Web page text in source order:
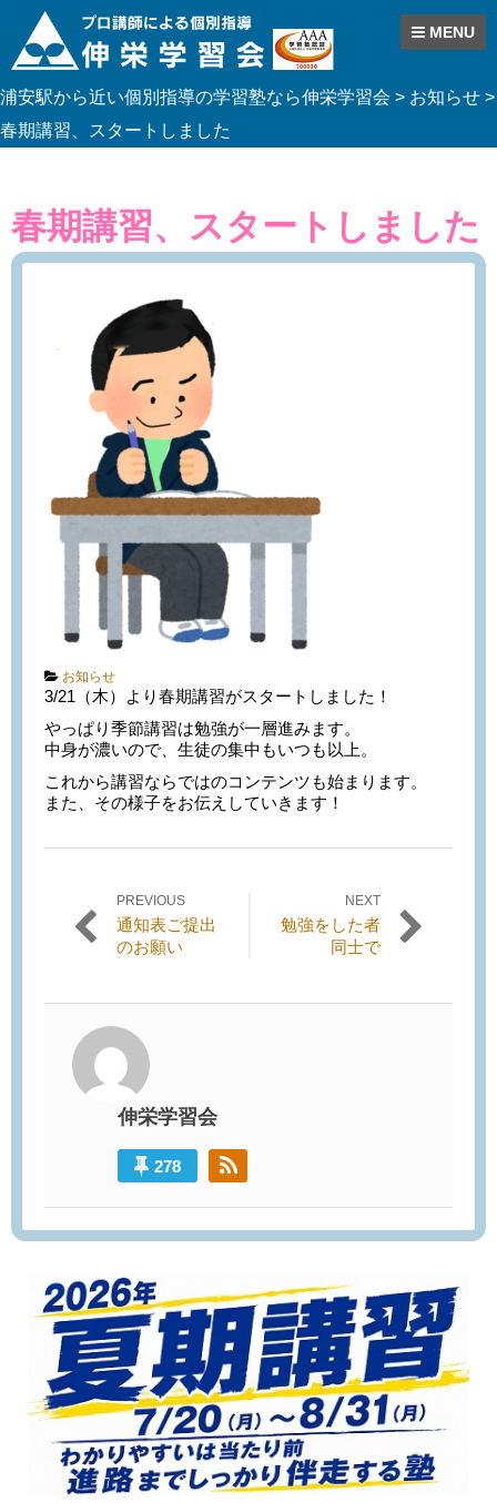
Skip
to
content
MENU
浦安駅から近い個別指導の学習塾なら伸栄学習会 > お知らせ >
春期講習、スタートしました
春期講習、スタートしました
Categories:
お知らせ
3/21（木）より春期講習がスタートしました！
やっぱり季節講習は勉強が一層進みます。
中身が濃いので、生徒の集中もいつも以上。
これから講習ならではのコンテンツも始まります。
また、その様子をお伝えしていきます！
投稿ナビゲーション
PREVIOUS
Previous
post:
通知表ご提出
のお願い
NEXT
Next
勉強をした者
同士で
伸栄学習会
278